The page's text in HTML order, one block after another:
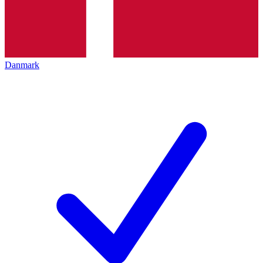
Danmark